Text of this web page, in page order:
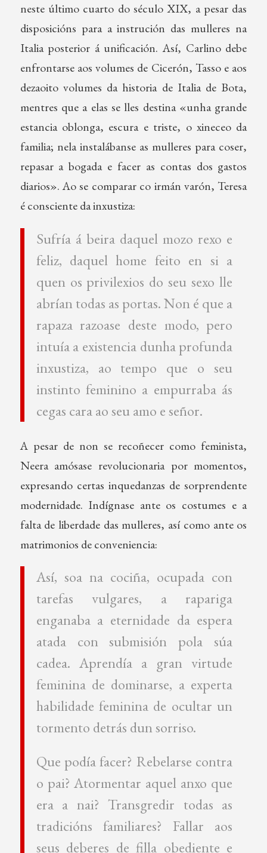
neste último cuarto do século XIX, a pesar das
disposicións para a instrución das mulleres na
Italia posterior á unificación. Así, Carlino debe
enfrontarse aos volumes de Cicerón, Tasso e aos
dezaoito volumes da historia de Italia de Bota,
mentres que a elas se lles destina «unha grande
estancia oblonga, escura e triste, o xineceo da
familia; nela instalábanse as mulleres para coser,
repasar a bogada e facer as contas dos gastos
diarios». Ao se comparar co irmán varón, Teresa
é consciente da inxustiza:
Sufría á beira daquel mozo rexo e
feliz, daquel home feito en si a
quen os privilexios do seu sexo lle
abrían todas as portas. Non é que a
rapaza razoase deste modo, pero
intuía a existencia dunha profunda
inxustiza, ao tempo que o seu
instinto feminino a empurraba ás
cegas cara ao seu amo e señor.
A pesar de non se recoñecer como feminista,
Neera amósase revolucionaria por momentos,
expresando certas inquedanzas de sorprendente
modernidade. Indígnase ante os costumes e a
falta de liberdade das mulleres, así como ante os
matrimonios de conveniencia:
Así, soa na cociña, ocupada con
tarefas vulgares, a rapariga
enganaba a eternidade da espera
atada con submisión pola súa
cadea. Aprendía a gran virtude
feminina de dominarse, a experta
habilidade feminina de ocultar un
tormento detrás dun sorriso.
Que podía facer? Rebelarse contra
o pai? Atormentar aquel anxo que
era a nai? Transgredir todas as
tradicións familiares? Fallar aos
seus deberes de filla obediente e